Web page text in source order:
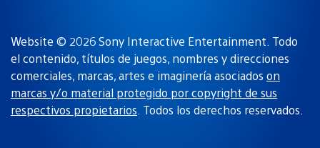
Website © 2026 Sony Interactive Entertainment. Todo
el contenido, títulos de juegos, nombres y direcciones
comerciales, marcas, artes e imaginería asociados on
marcas y/o material protegido por copyright de sus
respectivos propietarios. Todos los derechos reservados.